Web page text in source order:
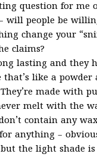
question for me
will people be
change your
claims?
lasting and they
like a powder
made with
melt with the
contain any
anything –
the light shade